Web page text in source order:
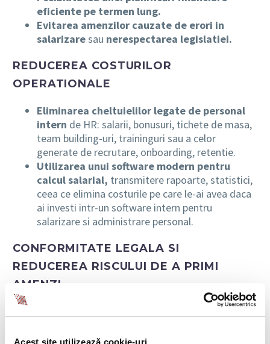
Acest site utilizează cookie-uri
eficiente pe termen lung.
Evitarea amenzilor cauzate de erori in
salarizaresau nerespectarea legislatiei.
REDUCEREA COSTURILOR
OPERATIONALE
Eliminarea cheltuielilor legate de personal
intern de HR: salarii, bonusuri, tichete de masa,
team building-uri, traininguri sau a celor
generate de recrutare, onboarding, retentie.
Utilizarea unui software modern pentru
calcul salarial, transmitere rapoarte, statistici,
ceea ce elimina costurile pe care le-ai avea daca
ai investi intr-un software intern pentru
salarizare si administrare personal.
CONFORMITATE LEGALA SI
REDUCEREA RISCULUI DE A PRIMI
AMENZI
Echipa BIA HR include 10 experti certificati in
legislative.